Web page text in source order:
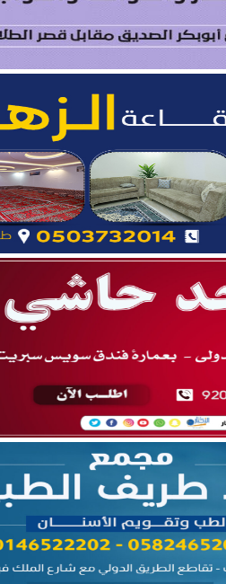
“عمر”
في مجلس منطقة الحدود الشمالية
جامعة الزرقاء